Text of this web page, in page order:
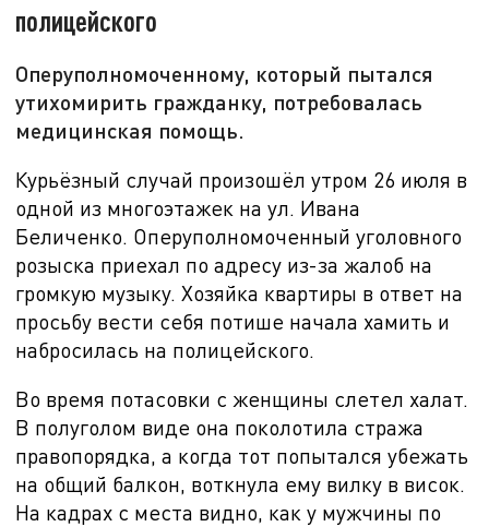
полицейского
Оперуполномоченному, который пытался
утихомирить гражданку, потребовалась
медицинская помощь.
Курьёзный случай произошёл утром 26 июля в
одной из многоэтажек на ул. Ивана
Беличенко. Оперуполномоченный уголовного
розыска приехал по адресу из-за жалоб на
громкую музыку. Хозяйка квартиры в ответ на
просьбу вести себя потише начала хамить и
набросилась на полицейского.
Во время потасовки с женщины слетел халат.
В полуголом виде она поколотила стража
правопорядка, а когда тот попытался убежать
на общий балкон, воткнула ему вилку в висок.
На кадрах с места видно, как у мужчины по